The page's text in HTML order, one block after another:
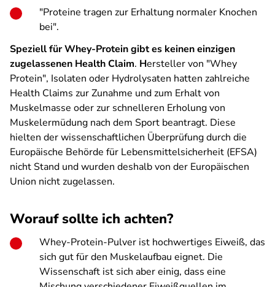
"Proteine tragen zur Erhaltung normaler Knochen
bei".
Speziell für Whey-Protein gibt es keinen einzigen
zugelassenen Health Claim. Hersteller von "Whey
Protein", Isolaten oder Hydrolysaten hatten zahlreiche
Health Claims zur Zunahme und zum Erhalt von
Muskelmasse oder zur schnelleren Erholung von
Muskelermüdung nach dem Sport beantragt. Diese
hielten der wissenschaftlichen Überprüfung durch die
Europäische Behörde für Lebensmittelsicherheit (EFSA)
nicht Stand und wurden deshalb von der Europäischen
Union nicht zugelassen.
Worauf sollte ich achten?
Whey-Protein-Pulver ist hochwertiges Eiweiß, das
sich gut für den Muskelaufbau eignet. Die
Wissenschaft ist sich aber einig, dass eine